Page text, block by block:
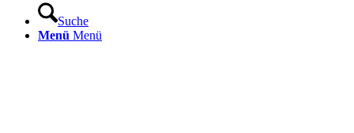
Suche
Menü Menü